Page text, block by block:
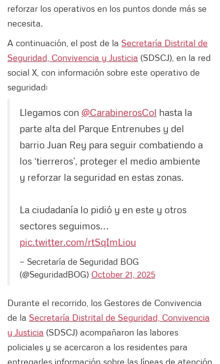
reforzar los operativos en los puntos donde más se
necesita.
A continuación, el post de la Secretaría Distrital de
Seguridad, Convivencia y Justicia (SDSCJ), en la red
social X, con información sobre este operativo de
seguridad:
Llegamos con @CarabinerosCol hasta la
parte alta del Parque Entrenubes y del
barrio Juan Rey para seguir combatiendo a
los ‘tierreros’, proteger el medio ambiente
y reforzar la seguridad en estas zonas.
La ciudadanía lo pidió y en este y otros
sectores seguimos…
pic.twitter.com/rtSqImLiou
— Secretaría de Seguridad BOG
(@SeguridadBOG) October 21, 2025
Durante el recorrido, los Gestores de Convivencia
de la Secretaría Distrital de Seguridad, Convivencia
y Justicia (SDSCJ) acompañaron las labores
policiales y se acercaron a los residentes para
entregarles información sobre las líneas de atención